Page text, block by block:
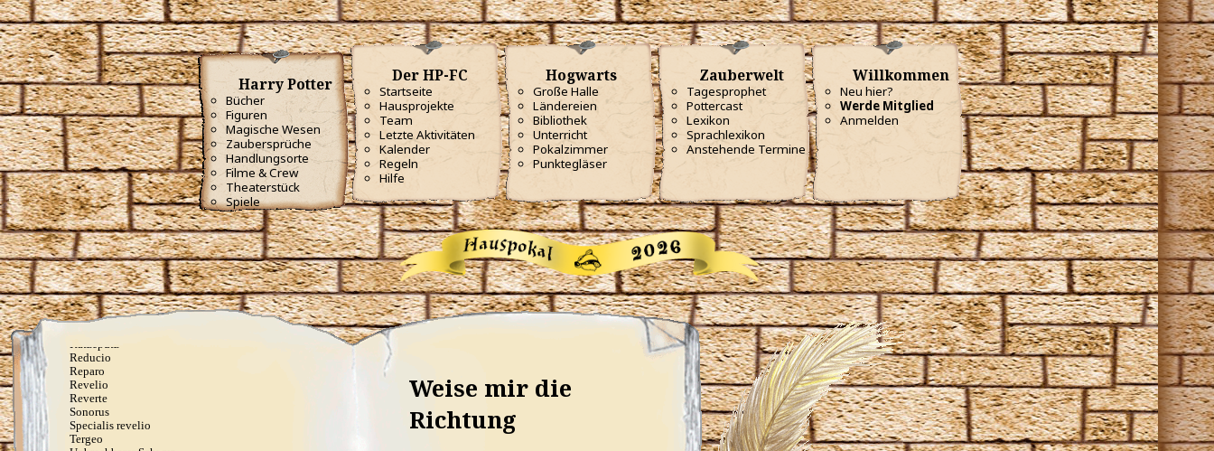
Harry Potter
Bücher
Figuren
Magische Wesen
Zaubersprüche
Handlungsorte
Filme & Crew
Theaterstück
Spiele
Der HP-FC
Startseite
Hausprojekte
Team
Letzte Aktivitäten
Kalender
Regeln
Hilfe
Hogwarts
Große Halle
Ländereien
Bibliothek
Unterricht
Pokalzimmer
Punktegläser
Zauberwelt
Tagesprophet
Pottercast
Lexikon
Sprachlexikon
Anstehende Termine
Willkommen
Neu hier?
Werde Mitglied
Anmelden
Impervius
Incendio
Kopfblasenzauber
Lapifors
Locomotor
Locomotor Mortis
Lumos
Lumos Maxima
Lumos Solem
Meteolohex Recanto
Mobilcorpus
Mobiliarbus
Molliare
Nox
Oculus Reparo
Offenbare, was in dir steckt
Orchideus
Pack
Papyrus Reparo
Periculum
Piscifors
Portaberto
Portus
Proteus
Ratzeputz
Reducio
Reparo
Revelio
Reverte
Sonorus
Specialis revelio
Tergeo
Weise mir die
Richtung